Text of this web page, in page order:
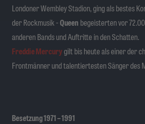
Londoner Wembley Stadion, ging als bestes
der Rockmusik -Queen begeisterten vor
anderen Bands und Auftritte in den Schatten.
Freddie Mercurygilt bis heute als einer der
Frontmänner und talentiertesten Sänger des
Besetzung 1971 – 1991